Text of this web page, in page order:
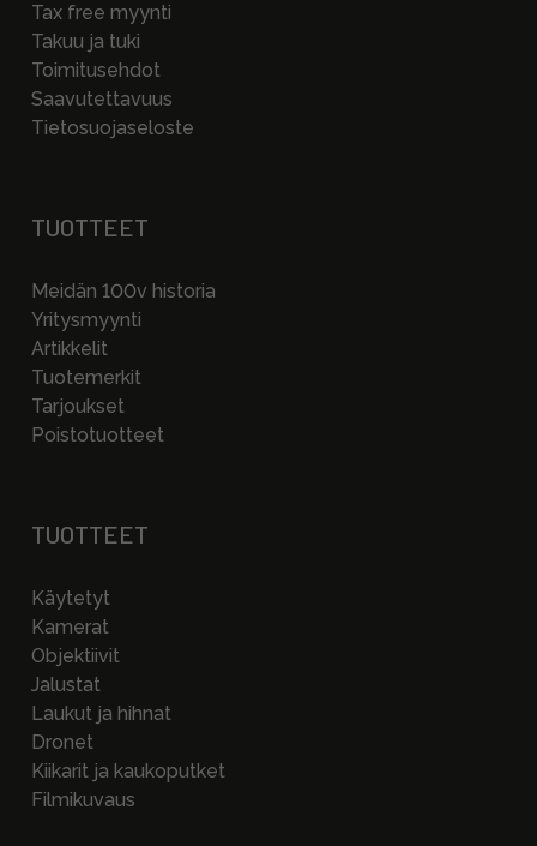
Tax free myynti
Takuu ja tuki
Toimitusehdot
Saavutettavuus
Tietosuojaseloste
TUOTTEET
Meidän 100v historia
Yritysmyynti
Artikkelit
Tuotemerkit
Tarjoukset
Poistotuotteet
TUOTTEET
Käytetyt
Kamerat
Objektiivit
Jalustat
Laukut ja hihnat
Dronet
Kiikarit ja kaukoputket
Filmikuvaus